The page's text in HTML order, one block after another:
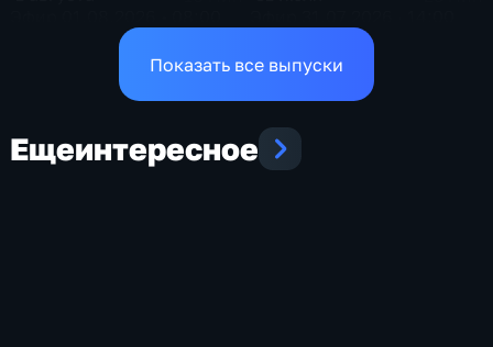
Показать все выпуски
Ещеинтересное